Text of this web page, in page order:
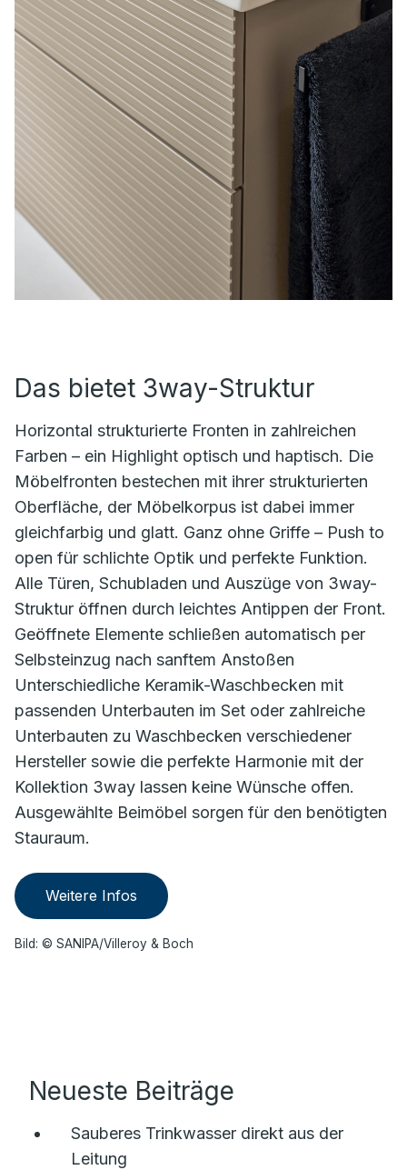
Das bietet 3way-Struktur
Horizontal strukturierte Fronten in zahlreichen
Farben – ein Highlight optisch und haptisch. Die
Möbelfronten bestechen mit ihrer strukturierten
Oberfläche, der Möbelkorpus ist dabei immer
gleichfarbig und glatt. Ganz ohne Griffe – Push to
open für schlichte Optik und perfekte Funktion.
Alle Türen, Schubladen und Auszüge von 3way-
Struktur öffnen durch leichtes Antippen der Front.
Geöffnete Elemente schließen automatisch per
Selbsteinzug nach sanftem Anstoßen
Unterschiedliche Keramik-Waschbecken mit
passenden Unterbauten im Set oder zahlreiche
Unterbauten zu Waschbecken verschiedener
Hersteller sowie die perfekte Harmonie mit der
Kollektion 3way lassen keine Wünsche offen.
Ausgewählte Beimöbel sorgen für den benötigten
Stauraum.
Weitere Infos
Bild: © SANIPA/Villeroy & Boch
Neueste Beiträge
Sauberes Trinkwasser direkt aus der
Leitung